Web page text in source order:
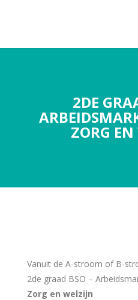
2DE
ZORG
Vanuit de A-stroom of B-
2de graad BSO –
Zorg en welzijn